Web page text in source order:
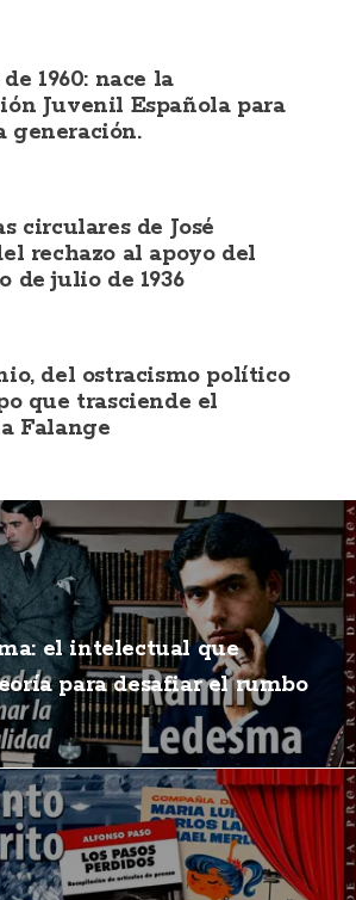
1960: nace la
Juvenil Española para
generación.
circulares de José
rechazo al apoyo del
de julio de 1936
del ostracismo político
que trasciende el
Falange
el intelectual que
para desafiar el rumbo